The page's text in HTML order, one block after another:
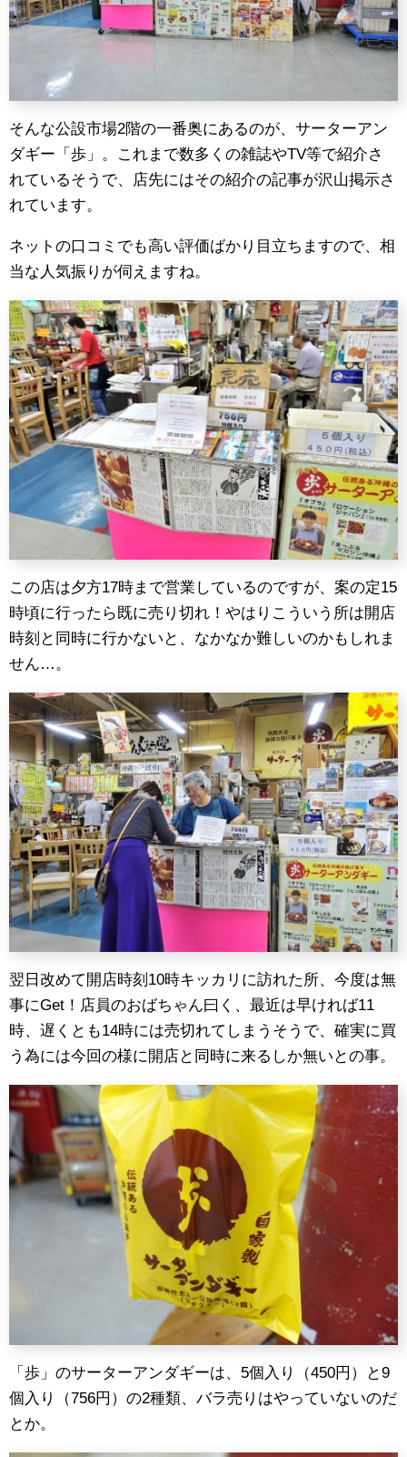
そんな公設市場2階の一番奥にあるのが、サーターアン
ダギー「歩」。これまで数多くの雑誌やTV等で紹介さ
れているそうで、店先にはその紹介の記事が沢山掲示さ
れています。
ネットの口コミでも高い評価ばかり目立ちますので、相
当な人気振りが伺えますね。
この店は夕方17時まで営業しているのですが、案の定15
時頃に行ったら既に売り切れ！やはりこういう所は開店
時刻と同時に行かないと、なかなか難しいのかもしれま
せん…。
翌日改めて開店時刻10時キッカリに訪れた所、今度は無
事にGet！店員のおばちゃん曰く、最近は早ければ11
時、遅くとも14時には売切れてしまうそうで、確実に買
う為には今回の様に開店と同時に来るしか無いとの事。
「歩」のサーターアンダギーは、5個入り（450円）と9
個入り（756円）の2種類、バラ売りはやっていないのだ
とか。